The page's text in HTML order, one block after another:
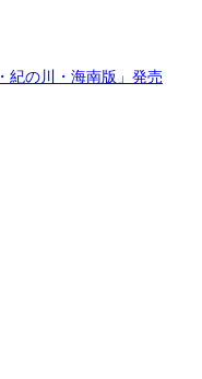
紀の川・海南版」発売